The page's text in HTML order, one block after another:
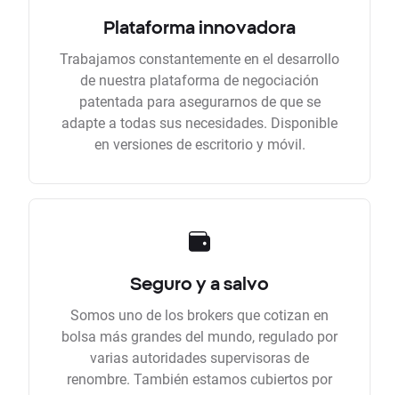
Plataforma innovadora
Trabajamos constantemente en el desarrollo
de nuestra plataforma de negociación
patentada para asegurarnos de que se
adapte a todas sus necesidades. Disponible
en versiones de escritorio y móvil.
Seguro y a salvo
Somos uno de los brokers que cotizan en
bolsa más grandes del mundo, regulado por
varias autoridades supervisoras de
renombre. También estamos cubiertos por